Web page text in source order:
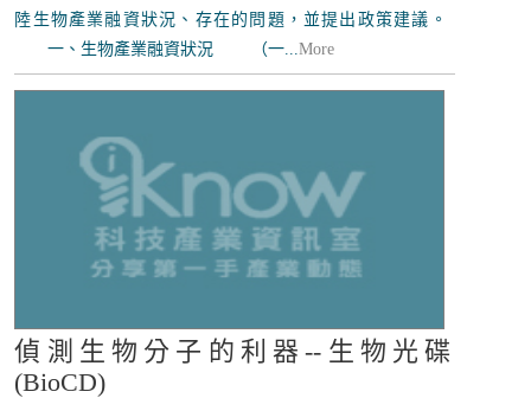
陸生物產業融資狀況、存在的問題，並提出政策建議。
一、生物產業融資狀況 （一...More
偵測生物分子的利器--生物光碟
(BioCD)